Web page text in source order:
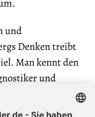
und
Denken treibt
Man kennt den
und
hoch